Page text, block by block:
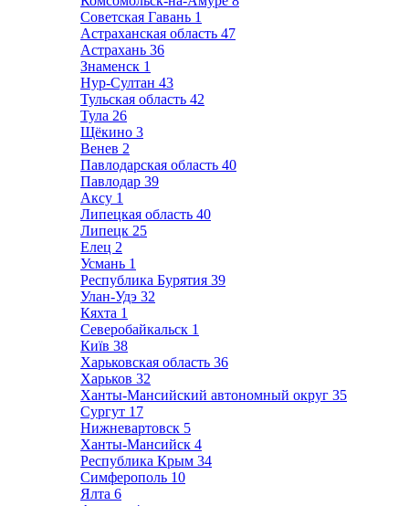
Советская Гавань 1
Астраханская область 47
Астрахань 36
Знаменск 1
Нур-Султан 43
Тульская область 42
Тула 26
Щёкино 3
Венев 2
Павлодарская область 40
Павлодар 39
Аксу 1
Липецкая область 40
Липецк 25
Елец 2
Усмань 1
Республика Бурятия 39
Улан-Удэ 32
Кяхта 1
Северобайкальск 1
Київ 38
Харьковская область 36
Харьков 32
Ханты-Мансийский автономный округ 35
Сургут 17
Нижневартовск 5
Ханты-Мансийск 4
Республика Крым 34
Симферополь 10
Ялта 6